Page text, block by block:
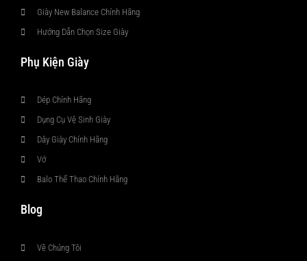
Giày New Balance Chính Hãng
Hướng Dẫn Chọn Size Giày
Phụ Kiện Giày
Dép Chính Hãng
Dụng Cụ Vệ Sinh Giày
Dây Giày Chính Hãng
Vớ
Balo Thể Thao Chính Hãng
Blog
Về Chúng Tôi